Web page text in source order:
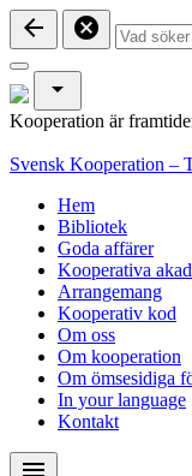
arrow_back cancel
arrow_drop_down
Kooperation är
Svensk Kooperation –
Hem
Bibliotek
Goda affärer
Kooperativa
Arrangemang
Kooperativ kod
Om oss
Om kooperation
Om ömsesidiga
In your language
Kontakt
menu